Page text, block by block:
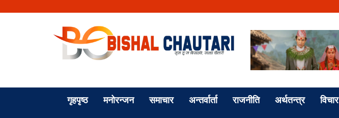
गृहपृष्ठ मनोरन्जन समाचार अन्तर्वार्ता राजनीति अर्थतन्त्र विचार